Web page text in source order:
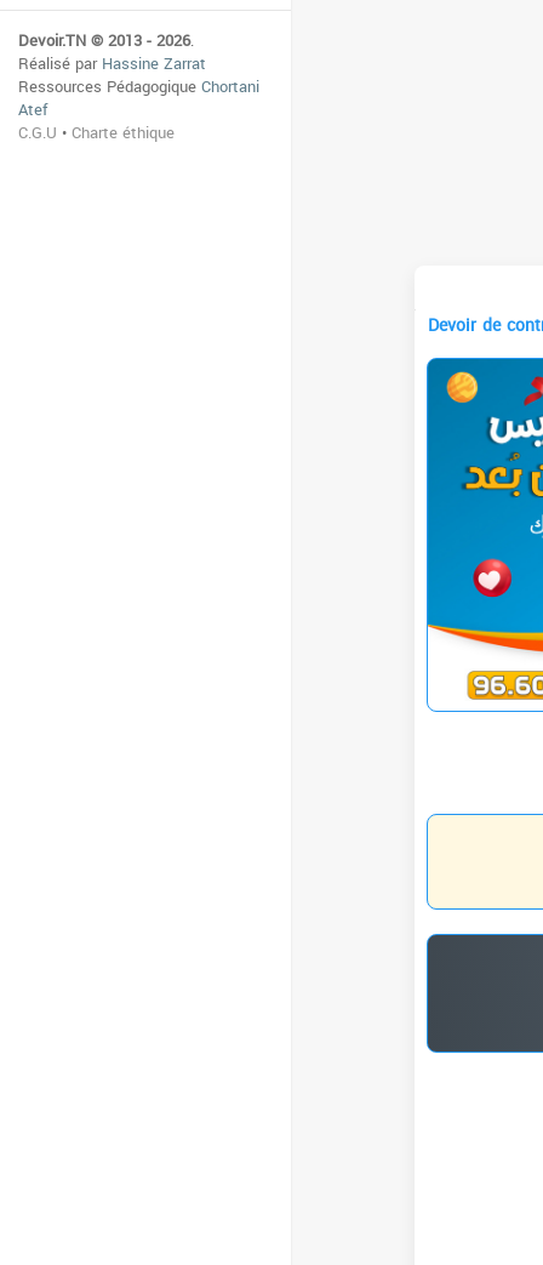
Devoir.TN © 2013 - 2026.
Réalisé parHassine Zarrat
Ressources PédagogiqueChortani
Atef
C.G.U •Charte éthique
Devoir de